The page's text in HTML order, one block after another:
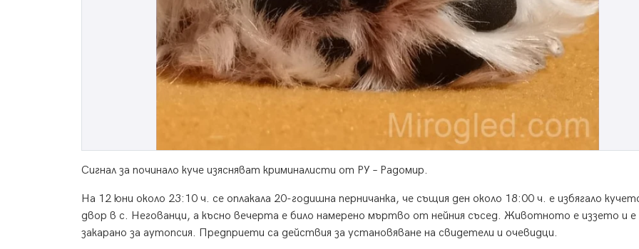
Сигнал за починало куче изясняват криминалисти от РУ – Радомир.
На 12 юни около 23:10 ч. се оплакала 20-годишна перничанка, че същия ден около 18:00 ч. е избягало
двор в с. Негованци, а късно вечерта е било намерено мъртво от нейния съсед. Животното е иззето и е
закарано за аутопсия. Предприети са действия за установяване на свидетели и очевидци.